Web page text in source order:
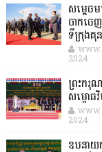
សម្តេច
ចាកចេ
ទីក្រុង
2024
ព្រះករុណ
សម្ពោធវិ
2024
ឧបនាយ